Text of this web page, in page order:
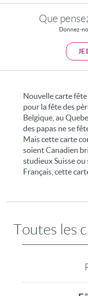
Que
Donnez-
JE
Nouvelle carte
pour la fête des
Belgique, au
des papas ne se
Mais cette carte
soient Canadien
studieux Suisse
Français, cette
Toutes les